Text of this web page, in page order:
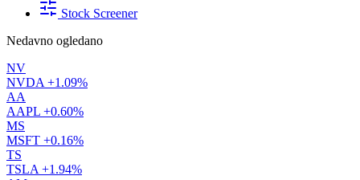
Stock Screener
Nedavno ogledano
NV
NVDA +1.09%
AA
AAPL +0.60%
MS
MSFT +0.16%
TS
TSLA +1.94%